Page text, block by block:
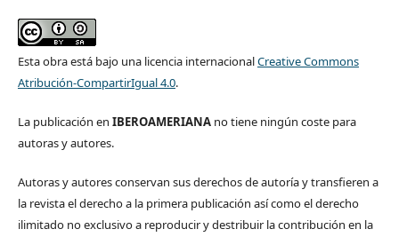
Esta obra está bajo una licencia internacionalCreative Commons
Atribución-CompartirIgual 4.0.
La publicación en IBEROAMERIANAno tiene ningún coste para
autoras y autores.
Autoras y autores conservan sus derechos de autoría y transfieren a
la revista el derecho a la primera publicación así como el derecho
ilimitado no exclusivo a reproducir y destribuir la contribución en la